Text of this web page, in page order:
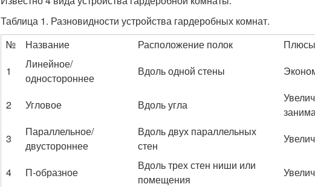
Таблица 1. Разновидности устройства гардеробных комнат.
№
Название Расположение полок
Плюсы
1
Линейное/
одностороннее
Вдоль одной стены
2 Угловое Вдоль угла
3
Параллельное/
двустороннее
Вдоль двух параллельных
стен
4 П-образное
Вдоль трех стен ниши или
помещения